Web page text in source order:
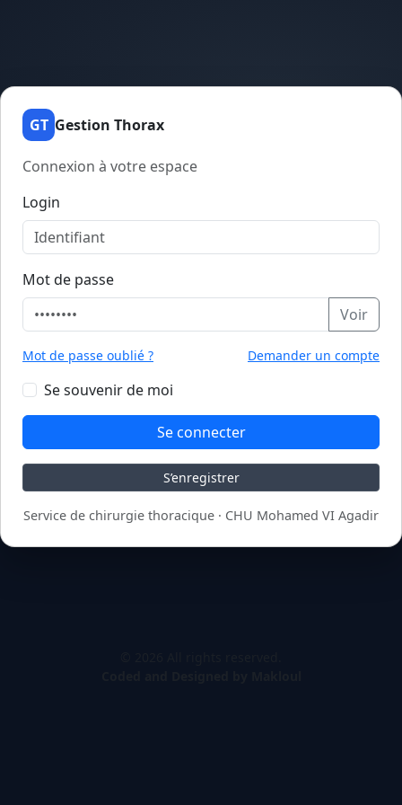
GT Gestion Thorax
Connexion à votre espace
Login
Mot de passe
Voir
Mot de passe oublié ? Demander un compte
Se souvenir de moi
Se connecter
S’enregistrer
Service de chirurgie thoracique · CHU Mohamed VI Agadir